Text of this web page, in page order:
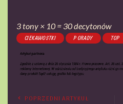
3 tony × 10 = 30 decytonów
CIEKAWOSTKI
PORADY TOP
POPRZEDNI ARTYKUŁ